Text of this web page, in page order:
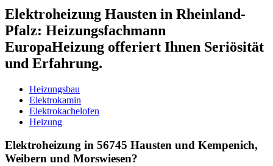
Elektroheizung Hausten in Rheinland-
Pfalz: Heizungsfachmann
EuropaHeizung offeriert Ihnen Seriösität
und Erfahrung.
Heizungsbau
Elektrokamin
Elektrokachelofen
Heizung
Elektroheizung in 56745 Hausten und Kempenich,
Weibern und Morswiesen?